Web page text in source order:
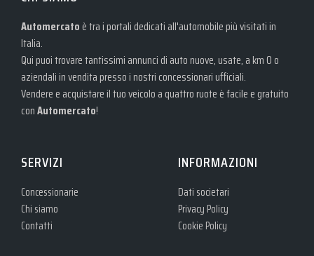
Automercato è tra i portali dedicati all'automobile più visitati in
Italia.
Qui puoi trovare tantissimi annunci di auto nuove, usate, a km 0 o
aziendali in vendita presso i nostri concessionari ufficiali.
Vendere e acquistare il tuo veicolo a quattro ruote è facile e gratuito
conAutomercato!
SERVIZI
Concessionarie
Chi siamo
Contatti
INFORMAZIONI
Dati societari
Privacy Policy
Cookie Policy